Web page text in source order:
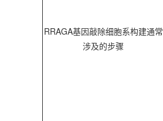
RRAGA基因敲除细胞系构建通常
涉及的步骤